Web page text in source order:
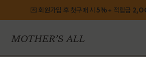
💌 회원가입 후 첫구매 시5%+ 적립금